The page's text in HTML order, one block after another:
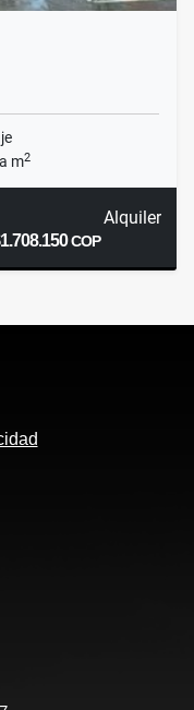
m2
Alquiler
COP